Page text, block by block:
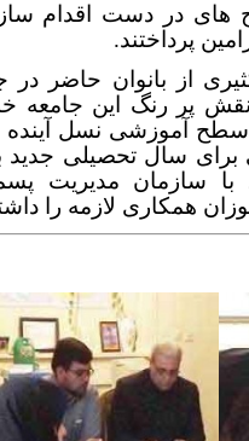
های در دست اقدام
پرداختند.
از بانوان حاضر
نقش پر رنگ این جامعه
سطح آموزشی نسل آینده
برای سال تحصیلی جدید
با سازمان مدیریت
همکاری لازمه را